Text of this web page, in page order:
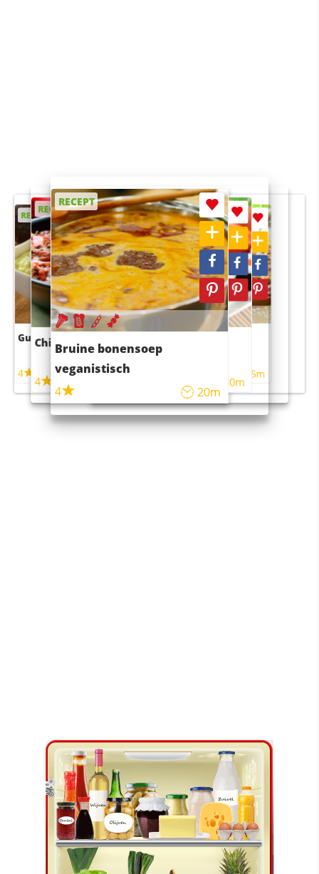
RECEPT
Guacamole
4
RECEPT
Chili con carne
4
RECEPT
Bruine bonensoep
veganistisch
4
20m
RECEPT
Sushi rijstsalade
maaltijdsalade
40m
RECEPT
4 55m